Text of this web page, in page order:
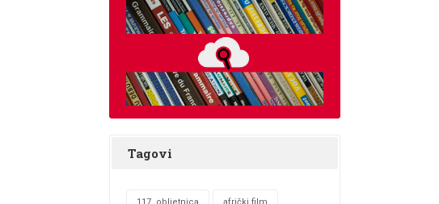
Tagovi